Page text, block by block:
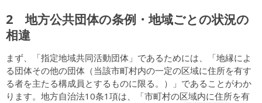
2 地方公共団体の条例・地域ごとの状況の
相違
まず、「指定地域共同活動団体」であるためには、「地縁によ
る団体その他の団体（当該市町村内の一定の区域に住所を有す
る者を主たる構成員とするものに限る。）」であることがわか
ります。地方自治法10条1項は、「市町村の区域内に住所を有